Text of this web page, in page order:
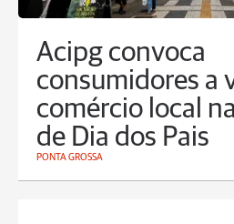
Acipg convoca
consumidores a
comércio local
de Dia dos Pais
PONTA GROSSA